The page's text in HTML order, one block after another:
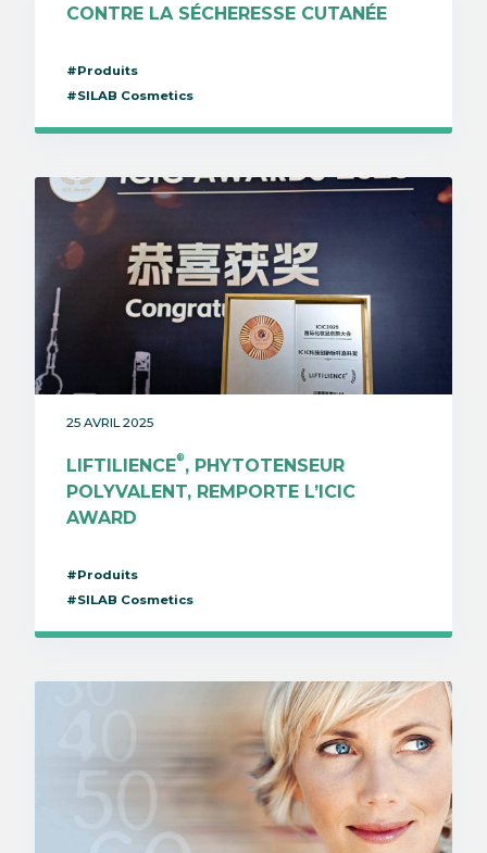
CONTRE LA SÉCHERESSE CUTANÉE
#Produits
#SILAB Cosmetics
25 AVRIL 2025
LIFTILIENCE®, PHYTOTENSEUR
POLYVALENT, REMPORTE L’ICIC
AWARD
#Produits
#SILAB Cosmetics